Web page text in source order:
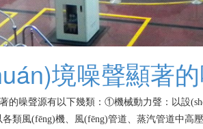
境噪聲顯著
的噪聲源有以下幾類：①機械動力聲：以設(shè)
風(fēng)機、風(fēng)管道、蒸汽管道中高壓氣